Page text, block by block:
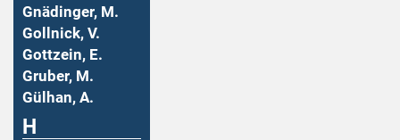
Gnädinger, M.
Gollnick, V.
Gottzein, E.
Gruber, M.
Gülhan, A.
H